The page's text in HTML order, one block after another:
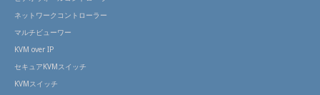
ネットワークコントローラー
マルチビューワー
KVM over IP
セキュアKVMスイッチ
KVMスイッチ